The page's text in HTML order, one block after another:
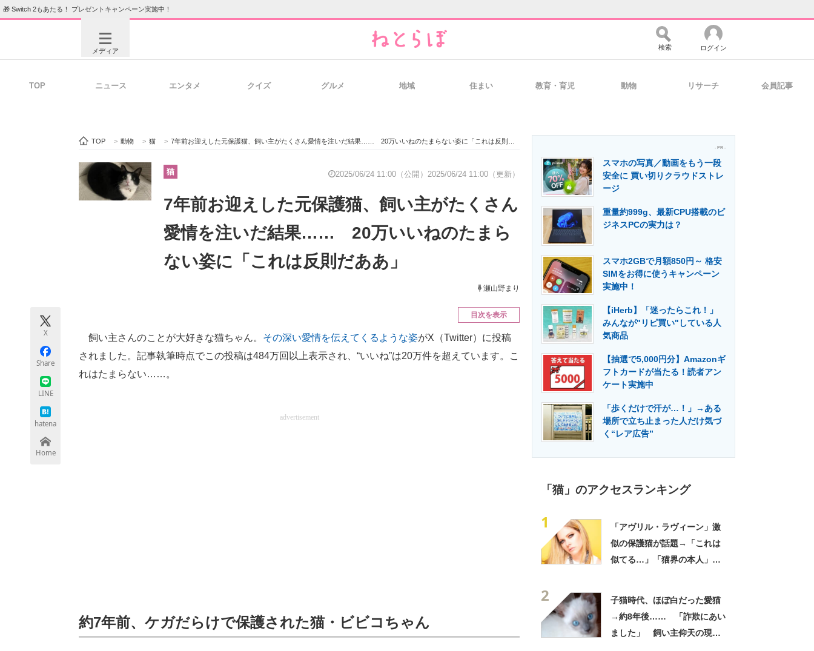
🎁 Switch 2もあたる！ プレゼントキャンペーン実施中！
メディア
ビジネスと働き方のヒント 経営リーダーのコミュニティ マーケ×ITの今がよく分かる
ITエンジニア向け専門サイト 製造業のIT導入・活用を支援
エネルギーの専門メディア 建設×テクノロジーの最前線
ちょっと気になるネットの話題
検索 ログイン
TOP ニュース エンタメ クイズ グルメ 地域 住まい 教育・育児 動物 リサーチ 会員記事
TOP > 動物 > 猫 > 7年前お迎えした元保護猫、飼い主がたくさん愛情を注いだ結果…… 20万いいねのたまらない姿に「これは反則だああ」
猫 2025/06/24 11:00（公開） 2025/06/24 11:00（更新）
7年前お迎えした元保護猫、飼い主がたくさん
愛情を注いだ結果…… 20万いいねのたまら
ない姿に「これは反則だああ」
瀬山野まり
X
Share
LINE
hatena
Home
目次を表示
飼い主さんのことが大好きな猫ちゃん。 その深い愛情を伝えてくるような姿がX（Twitter）に投稿
されました。記事執筆時点でこの投稿は484万回以上表示され、“いいね”は20万件を超えています。こ
れはたまらない……。
advertisement
約7年前、ケガだらけで保護された猫・ビビコちゃん
- PR -
スマホの写真／動画をもう一段
安全に 買い切りクラウドストレ
ージ
重量約999g、最新CPU搭載のビ
ジネスPCの実力は？
スマホ2GBで月額850円～ 格安
SIMをお得に使うキャンペーン
実施中！
【iHerb】「迷ったらこれ！」
みんなが"リピ買い"している人
気商品
【抽選で5,000円分】Amazonギ
フトカードが当たる！読者アン
ケート実施中
「歩くだけで汗が…！」→ある
場所で立ち止まった人だけ気づ
く“レア広告”
「猫」のアクセスランキング
1
「アヴリル・ラヴィーン」激
似の保護猫が話題→「これは
似てる…」「猫界の本人」
2
子猫時代、ほぼ白だった愛猫
→約8年後…… 「詐欺にあい
ました」 飼い主仰天の現在